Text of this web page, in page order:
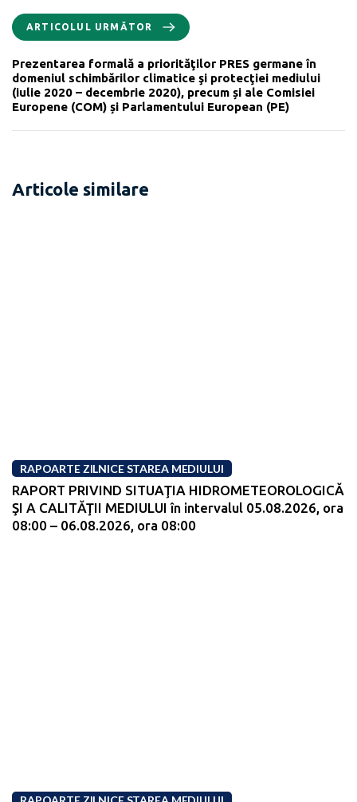
ARTICOLUL URMĂTOR
Prezentarea formală a priorităţilor PRES germane în
domeniul schimbărilor climatice şi protecţiei mediului
(iulie 2020 – decembrie 2020), precum și ale Comisiei
Europene (COM) și Parlamentului European (PE)
Articole similare
RAPOARTE ZILNICE STAREA MEDIULUI
RAPORT PRIVIND SITUAŢIA HIDROMETEOROLOGICĂ
ŞI A CALITĂŢII MEDIULUI în intervalul 05.08.2026, ora
08:00 – 06.08.2026, ora 08:00